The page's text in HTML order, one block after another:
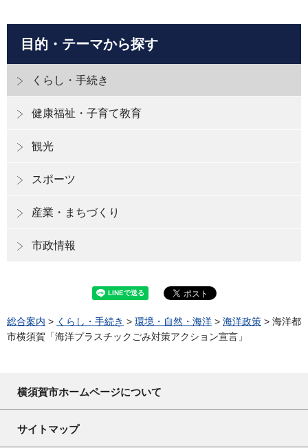
目的・テーマから探す
くらし・手続き
健康福祉・子育て教育
観光
スポーツ
産業・まちづくり
市政情報
総合案内 > くらし・手続き > 環境・自然・海洋 > 海洋政策 > 海洋都
市横須賀「海洋プラスチックごみ対策アクション宣言」
横須賀市ホームページについて
サイトマップ